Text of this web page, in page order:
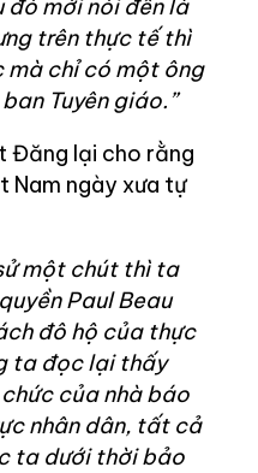
đó mới nói đến là
trên thực tế thì
mà chỉ có một ông
Tuyên giáo.”
Đăng lại cho rằng
Nam ngày xưa tự
một chút thì ta
Paul Beau
đô hộ của thực
ta đọc lại thấy
của nhà báo
nhân dân, tất cả
ta dưới thời bảo